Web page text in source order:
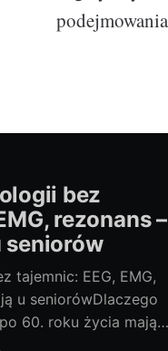
bez
rezonans –
seniorów
tajemnic: EEG, EMG,
u seniorówDlaczego
60. roku życia mają
ale i miłośniczka